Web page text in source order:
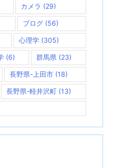
カメラ (29)
ブログ (56)
心理学 (305)
(6) 群馬県 (23)
長野県-上田市(18)
長野県-軽井沢町 (13)